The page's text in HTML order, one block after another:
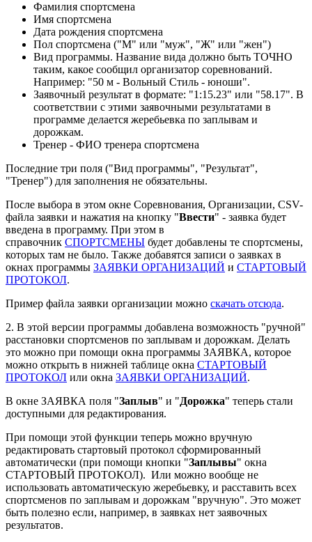
Фамилия спортсмена
Имя спортсмена
Дата рождения спортсмена
Пол спортсмена ("М" или "муж", "Ж" или "жен")
Вид программы. Название вида должно быть ТОЧНО
таким, какое сообщил организатор соревнований.
Например: "50 м - Вольный Стиль - юноши".
Заявочный результат в формате: "1:15.23" или "58.17". В
соответствии с этими заявочными результатами в
программе делается жеребьевка по заплывам и
дорожкам.
Тренер - ФИО тренера спортсмена
Последние три поля ("Вид программы", "Результат",
"Тренер") для заполнения не обязательны.
После выбора в этом окне Соревнования, Организации, CSV-
файла заявки и нажатия на кнопку "Ввести" - заявка будет
введена в программу. При этом в
справочник СПОРТСМЕНЫ будет добавлены те спортсмены,
которых там не было. Также добавятся записи о заявках в
окнах программы ЗАЯВКИ ОРГАНИЗАЦИЙ и СТАРТОВЫЙ
ПРОТОКОЛ.
Пример файла заявки организации можно скачать отсюда.
2. В этой версии программы добавлена возможность "ручной"
расстановки спортсменов по заплывам и дорожкам. Делать
это можно при помощи окна программы ЗАЯВКА, которое
можно открыть в нижней таблице окна СТАРТОВЫЙ
ПРОТОКОЛ или окна ЗАЯВКИ ОРГАНИЗАЦИЙ.
В окне ЗАЯВКА поля "Заплыв" и "Дорожка" теперь стали
доступными для редактирования.
При помощи этой функции теперь можно вручную
редактировать стартовый протокол сформированный
автоматически (при помощи кнопки "Заплывы" окна
СТАРТОВЫЙ ПРОТОКОЛ). Или можно вообще не
использовать автоматическую жеребьевку, и расставить всех
спортсменов по заплывам и дорожкам "вручную". Это может
быть полезно если, например, в заявках нет заявочных
результатов.